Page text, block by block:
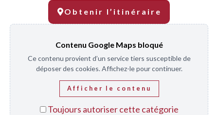
Obtenir l’itinéraire
Contenu Google Maps bloqué
Ce contenu provient d’un service tiers susceptible de
déposer des cookies. Affichez-le pour continuer.
Afficher le contenu
Toujours autoriser cette catégorie